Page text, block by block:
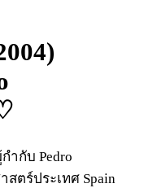
ำกับ Pedro
สตร์ประเทศ Spain